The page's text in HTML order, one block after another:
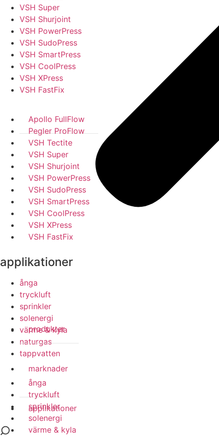
produkter
marknader
applikationer
VSH Super
VSH Shurjoint
VSH PowerPress
VSH SudoPress
VSH SmartPress
VSH CoolPress
VSH XPress
VSH FastFix
Apollo FullFlow
Pegler ProFlow
VSH Tectite
VSH Super
VSH Shurjoint
VSH PowerPress
VSH SudoPress
VSH SmartPress
VSH CoolPress
VSH XPress
VSH FastFix
applikationer
ånga
tryckluft
sprinkler
solenergi
värme & kyla
naturgas
tappvatten
ånga
tryckluft
sprinkler
solenergi
värme & kyla